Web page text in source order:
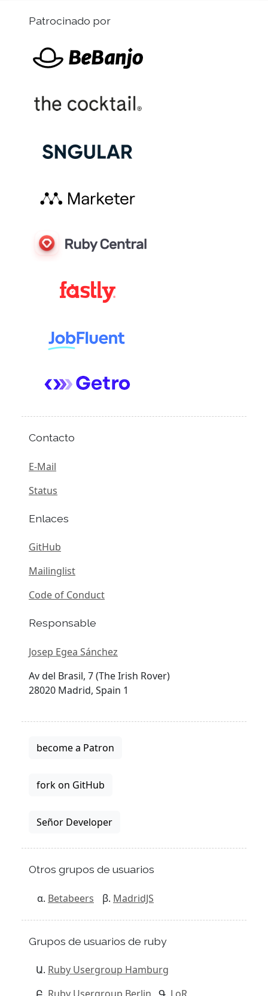
Patrocinado por
Contacto
E-Mail
Status
Enlaces
GitHub
Mailinglist
Code of Conduct
Responsable
Josep Egea Sánchez
Av del Brasil, 7 (The Irish Rover)
28020 Madrid, Spain 1
become a Patron
fork on GitHub
Señor Developer
Otros grupos de usuarios
Betabeers MadridJS
Grupos de usuarios de ruby
Ruby Usergroup Hamburg